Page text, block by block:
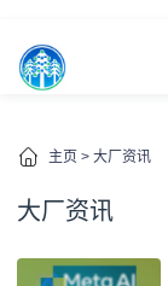
主页 > 大厂资讯
大厂资讯